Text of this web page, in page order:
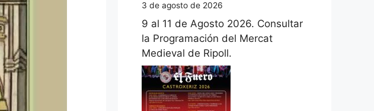
3 de agosto de 2026
9 al 11 de Agosto 2026. Consultar
la Programación del Mercat
Medieval de Ripoll.